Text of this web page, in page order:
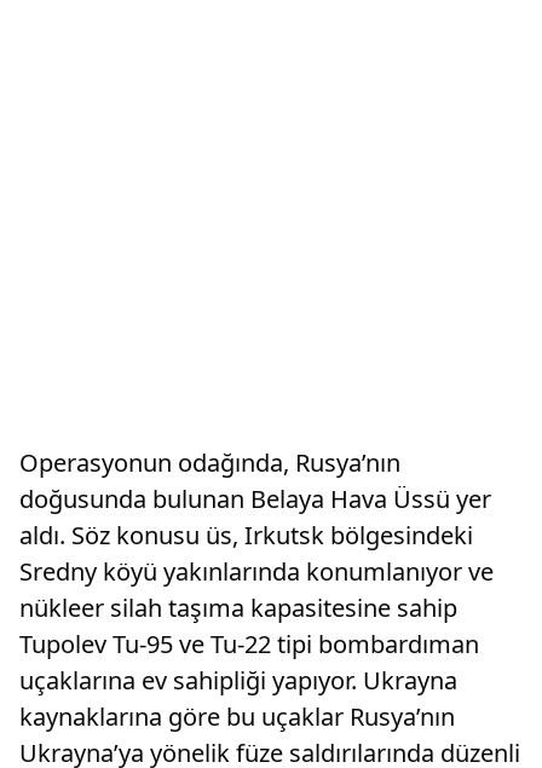
Operasyonun odağında, Rusya’nın
doğusunda bulunan Belaya Hava Üssü yer
aldı. Söz konusu üs, Irkutsk bölgesindeki
Sredny köyü yakınlarında konumlanıyor ve
nükleer silah taşıma kapasitesine sahip
Tupolev Tu-95 ve Tu-22 tipi bombardıman
uçaklarına ev sahipliği yapıyor. Ukrayna
kaynaklarına göre bu uçaklar Rusya’nın
Ukrayna’ya yönelik füze saldırılarında düzenli